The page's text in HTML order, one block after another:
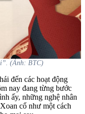
(Ảnh: BTC)
đến các hoạt động
nay đang từng bước
ấy, những nghệ nhân
cổ như một cách